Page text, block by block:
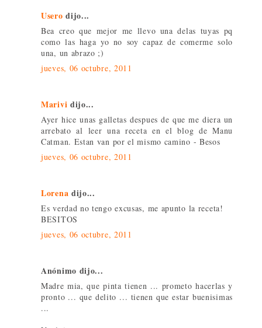
Usero dijo...
Bea creo que mejor me llevo una delas tuyas pq
como las haga yo no soy capaz de comerme solo
una, un abrazo ;)
jueves, 06 octubre, 2011
Marivi dijo...
Ayer hice unas galletas despues de que me diera un
arrebato al leer una receta en el blog de Manu
Catman. Estan van por el mismo camino - Besos
jueves, 06 octubre, 2011
Lorena dijo...
Es verdad no tengo excusas, me apunto la receta!
BESITOS
jueves, 06 octubre, 2011
Anónimo dijo...
Madre mia, que pinta tienen ... prometo hacerlas y
pronto ... que delito ... tienen que estar buenisimas
...